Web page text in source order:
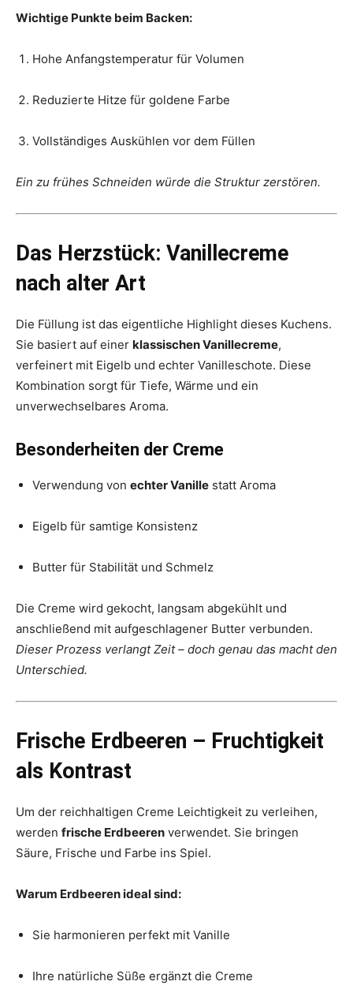
Wichtige Punkte beim Backen:
Hohe Anfangstemperatur für Volumen
Reduzierte Hitze für goldene Farbe
Vollständiges Auskühlen vor dem Füllen
Ein zu frühes Schneiden würde die Struktur zerstören.
Das Herzstück: Vanillecreme
nach alter Art
Die Füllung ist das eigentliche Highlight dieses Kuchens.
Sie basiert auf einer klassischen Vanillecreme,
verfeinert mit Eigelb und echter Vanilleschote. Diese
Kombination sorgt für Tiefe, Wärme und ein
unverwechselbares Aroma.
Besonderheiten der Creme
Verwendung von echter Vanille statt Aroma
Eigelb für samtige Konsistenz
Butter für Stabilität und Schmelz
Die Creme wird gekocht, langsam abgekühlt und
anschließend mit aufgeschlagener Butter verbunden.
Dieser Prozess verlangt Zeit – doch genau das macht den
Unterschied.
Frische Erdbeeren – Fruchtigkeit
als Kontrast
Um der reichhaltigen Creme Leichtigkeit zu verleihen,
werden frische Erdbeeren verwendet. Sie bringen
Säure, Frische und Farbe ins Spiel.
Warum Erdbeeren ideal sind:
Sie harmonieren perfekt mit Vanille
Ihre natürliche Süße ergänzt die Creme